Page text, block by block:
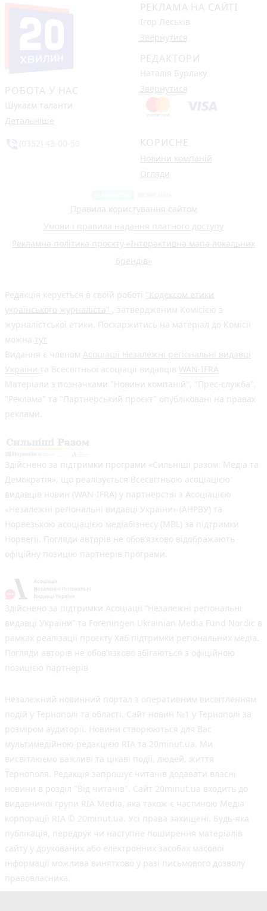
РОБОТА У НАС
Шукаєм таланти
Детальніше
РЕКЛАМА НА САЙТІ
Ігор Леськів
Звернутися
РЕДАКТОРИ
Наталія Бурлаку
Звернутися
КОРИСНЕ
Новини компаній
Огляди
Правила користування сайтом
Умови і правила надання платного доступу
Рекламна політика проєкту «Інтерактивна мапа локальних
брендів»
Редакція керується в своїй роботі "Кодексом етики
українського журналіста" , затвердженим Комісією з
журналістської етики. Поскаржитись на матеріал до Комісії
можна тут
Видання є членом Асоціації Незалежні регіональні видавці
України та Всесвітньої асоціації видавців WAN-IFRA
Матеріали з позначками "Новини компаній", "Прес-служба",
"Реклама" та "Партнерський проєкт" опубліковані на правах
реклами.
Здійснено за підтримки програми «Сильніші разом: Медіа та
Демократія», що реалізується Всесвітньою асоціацією
видавців новин (WAN-IFRA) у партнерстві з Асоціацією
«Незалежні регіональні видавці України» (АНРВУ) та
Норвезькою асоціацією медіабізнесу (MBL) за підтримки
Норвегії. Погляди авторів не обов’язково відображають
офіційну позицію партнерів програми.
Здійснено за підтримки Асоціації “Незалежні регіональні
видавці України” та Foreningen Ukrainian Media Fund Nordic в
рамках реалізації проєкту Хаб підтримки регіональних медіа.
Погляди авторів не обов'язково збігаються з офіційною
позицією партнерів
Незалежний новинний портал з оперативним висвітленням
подій у Тернополі та області. Сайт новин №1 у Тернополі за
розміром аудиторії. Новини створюються для Вас
мультимедійною редакцією RIA та 20minut.ua. Ми
висвітлюємо важливі та цікаві події, людей, життя
Тернополя. Редакція запрошує читачів додавати власні
новини в розділ "Від читачів". Сайт 20minut.ua входить до
видавничої групи RIA Media, яка також є частиною Медіа
корпорації RIA © 20minut.ua. Усі права захищені. Будь-яка
публiкацiя, передрук чи наступне поширення матеріалів
сайту у друкованих або електронних засобах масової
інформації можлива винятково у разі письмового дозволу
правовласника.